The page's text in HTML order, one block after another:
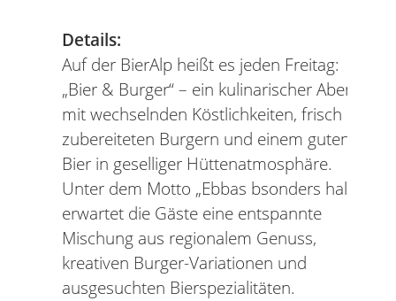
Details:
Auf der BierAlp heißt es jeden Freitag:
„Bier & Burger“ – ein kulinarischer Abend
mit wechselnden Köstlichkeiten, frisch
zubereiteten Burgern und einem guten
Bier in geselliger Hüttenatmosphäre.
Unter dem Motto „Ebbas bsonders halt!“
erwartet die Gäste eine entspannte
Mischung aus regionalem Genuss,
kreativen Burger-Variationen und
ausgesuchten Bierspezialitäten.